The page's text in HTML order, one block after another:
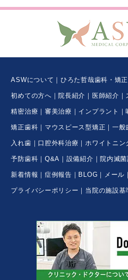
ASWについて ひろた哲哉歯科・矯
初めての方へ 院長紹介 医師紹介
精密治療 審美治療 インプラント
矯正歯科 マウスピース型矯正 一般
入れ歯 口腔外科治療 ホワイトニン
予防歯科 Q&A 設備紹介 院内滅
新着情報 症例報告 BLOG メール
プライバシーポリシー 当院の施設基